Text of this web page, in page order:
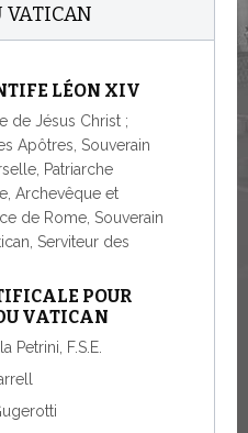
VATICAN
LÉON XIV
de Jésus Christ ;
Apôtres, Souverain
Patriarche
Archevêque et
de Rome, Souverain
Serviteur des
POUR
VATICAN
Petrini, F.S.E.